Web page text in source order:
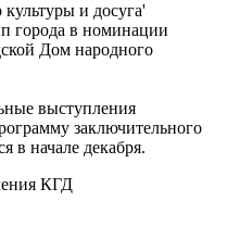
и досуга'
города в номинации
Дом народного
выступления
заключительного
в начале декабря.
КГД